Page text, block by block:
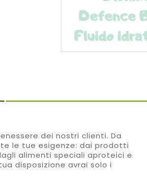
dei nostri clienti. Da
le tue esigenze: dai prodotti
alimenti speciali aproteici e
disposizione avrai solo i